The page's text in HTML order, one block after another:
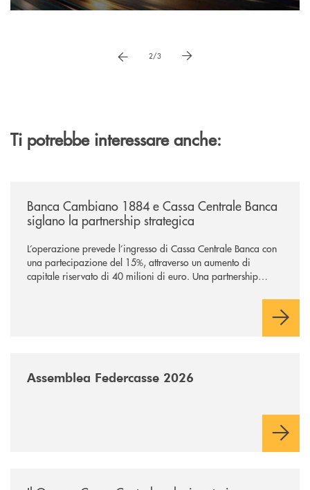
vai a immagne precedente
2/3 vai a immagine successiva
Ti potrebbe interessare anche:
Banca Cambiano 1884 e Cassa Centrale Banca
siglano la partnership strategica
L’operazione prevede l’ingresso di Cassa Centrale Banca con
una partecipazione del 15%, attraverso un aumento di
capitale riservato di 40 milioni di euro. Una partnership
comuni e sulla prossimità ai territori, per ampliare l’offerta e
Assemblea Federcasse 2026